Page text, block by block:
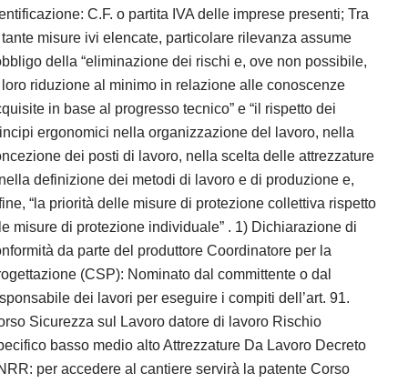
C.F. o partita IVA delle imprese presenti; Tra
misure ivi elencate, particolare rilevanza assume
della “eliminazione dei rischi e, ove non possibile,
riduzione al minimo in relazione alle conoscenze
in base al progresso tecnico” e “il rispetto dei
ergonomici nella organizzazione del lavoro, nella
dei posti di lavoro, nella scelta delle attrezzature
definizione dei metodi di lavoro e di produzione e,
“la priorità delle misure di protezione collettiva rispetto
misure di protezione individuale” . 1) Dichiarazione di
da parte del produttore Coordinatore per la
(CSP): Nominato dal committente o dal
dei lavori per eseguire i compiti dell’art. 91.
Sicurezza sul Lavoro datore di lavoro Rischio
basso medio alto Attrezzature Da Lavoro Decreto
per accedere al cantiere servirà la patente Corso